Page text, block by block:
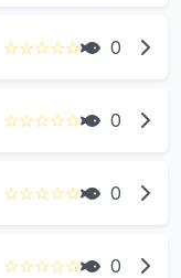
☆☆☆☆☆ 0
☆☆☆☆☆ 0
☆☆☆☆☆ 0
☆☆☆☆☆ 0